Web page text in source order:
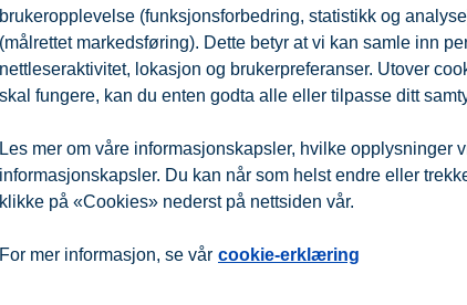
brukeropplevelse (funksjonsforbedring, statistikk og
(målrettet markedsføring). Dette betyr at vi kan samle inn
nettleseraktivitet, lokasjon og brukerpreferanser. Utover
skal fungere, kan du enten godta alle eller tilpasse ditt
Les mer om våre informasjonskapsler, hvilke opplysninger
informasjonskapsler. Du kan når som helst endre eller
klikke på «Cookies» nederst på nettsiden vår.
For mer informasjon, se vår cookie-erklæring